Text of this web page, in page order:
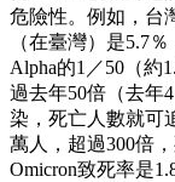
危險性。例如，台
（在臺灣）是5.7
Alpha的1／50（約
過去年50倍（去年
染，死亡人數就可
萬人，超過300倍
Omicron致死率是